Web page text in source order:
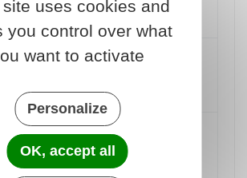
Entre 30 000
habitants
35 heures
100 000
habitants ou
plus
70 heures
uses cookies and
you control over what
want to activate
Personalize
OK, accept all